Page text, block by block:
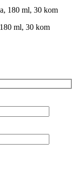
ml, 30 kom